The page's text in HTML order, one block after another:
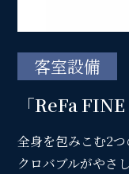
Contact
客室設備
「ReFa
全身を包みこむ2
クロバブルがやさ